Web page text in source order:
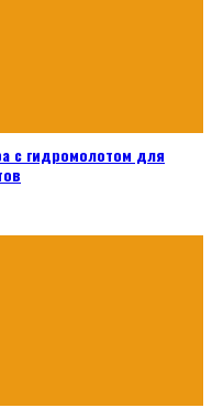
с гидромолотом для